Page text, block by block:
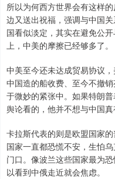
所以为何西方世界会有这样
边又送出祝福，强调与中国
国看似淡定，其实在避免公
上，中美的摩擦已经够多了。
中美至今还未达成贸易协议
中国造的船收费、至今不撤
于微妙的紧张中。如果特朗
舆论看的，他并不想与中国真
卡拉斯代表的则是欧盟国家
国家一直都恐慌不安，生怕
门口。像波兰这些国家最为
以看到中俄走近就会焦虑。